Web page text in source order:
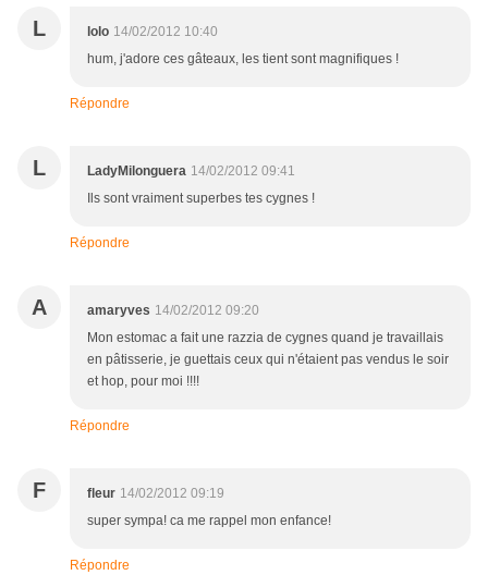
L lolo 14/02/2012 10:40
hum, j'adore ces gâteaux, les tient sont magnifiques !
Répondre
L LadyMilonguera 14/02/2012 09:41
Ils sont vraiment superbes tes cygnes !
Répondre
A amaryves 14/02/2012 09:20
Mon estomac a fait une razzia de cygnes quand je travaillais
en pâtisserie, je guettais ceux qui n'étaient pas vendus le soir
et hop, pour moi !!!!
Répondre
F fleur 14/02/2012 09:19
super sympa! ca me rappel mon enfance!
Répondre